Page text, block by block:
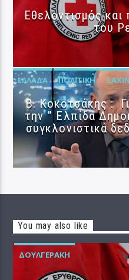
Εθελοντισμός
του
ΕΛΛΆΔΑ ΠΟΛΙΤΙΚΉ
Β. Κοκοτσάκης :
την ” Ελπίδα
συγκλονιστικά
You may also like
ΔΟΥΛΓΕΡΆΚΗ